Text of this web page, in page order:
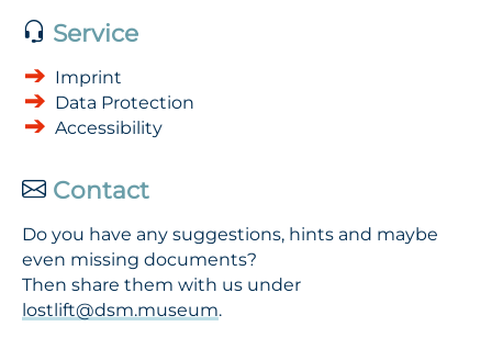
Service
Imprint
Data Protection
Accessibility
Contact
Do you have any suggestions, hints and maybe
even missing documents?
Then share them with us under
lostlift@dsm.museum.